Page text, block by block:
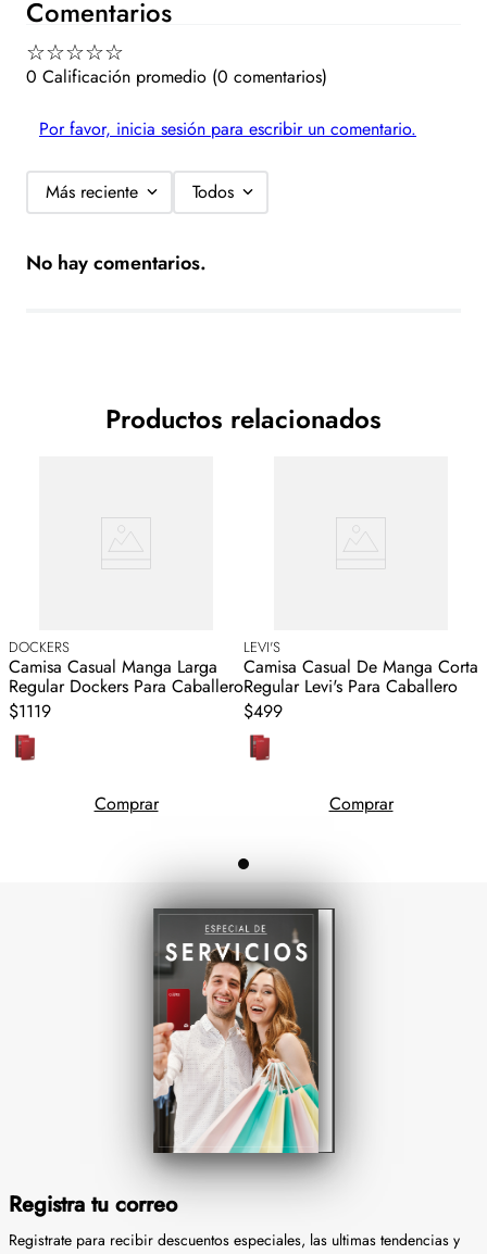
Comentarios
☆☆☆☆☆
0 Calificación promedio (0 comentarios)
Por favor, inicia sesión para escribir un comentario.
Más reciente Todos
No hay comentarios.
Productos relacionados
DOCKERS
Camisa Casual Manga Larga
Regular Dockers Para Caballero
$1119
Comprar
LEVI'S
Camisa Casual De Manga Corta
Regular Levi's Para Caballero
$499
Comprar
Registra tu correo
Registrate para recibir descuentos especiales, las ultimas tendencias y